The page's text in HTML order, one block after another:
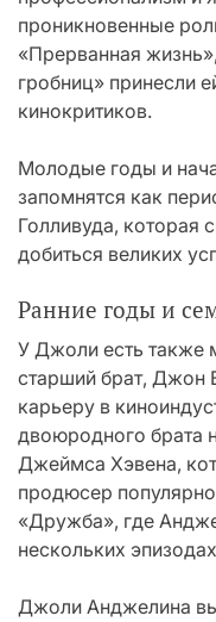
проникновенные
«Прерванная
гробниц» принесли
кинокритиков.
Молодые годы и
запомнятся как
Голливуда, которая
добиться великих
Ранние годы и
У Джоли есть также
старший брат, Джон
карьеру в
двоюродного брата
Джеймса Хэвена,
продюсер
«Дружба», где
нескольких
Джоли Анджелина